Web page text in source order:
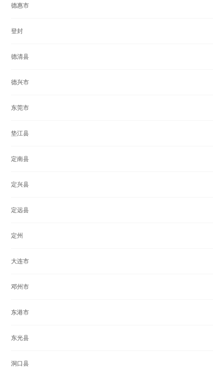
德惠市
登封
德清县
德兴市
东莞市
垫江县
定南县
定兴县
定远县
定州
大连市
邓州市
东港市
东光县
洞口县